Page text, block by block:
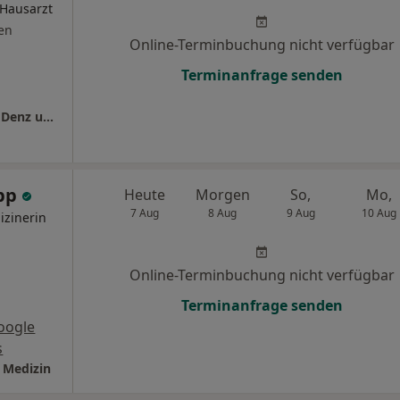
Hausärzte am Bertoldsbrunnen Dres. Ulrich Denz und Peter Haas
Online-Terminbuchung nicht verfügbar
Terminanfrage senden
Heute
7 Aug
Morgen
8 Aug
So,
9 Aug
Mo,
10 Aug
Online-Terminbuchung nicht verfügbar
Terminanfrage senden